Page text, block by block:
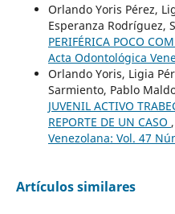
Orlando Yoris Pérez,
Esperanza Rodríguez,
PERIFÉRICA POCO
Acta Odontológica
Orlando Yoris, Ligia
Sarmiento, Pablo
JUVENIL ACTIVO
REPORTE DE UN CASO ,
Venezolana: Vol. 47
Artículos similares